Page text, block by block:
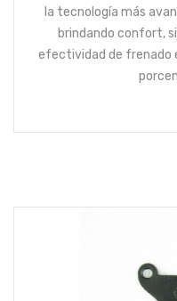
la tecnología más
brindando confort,
efectividad de frenado